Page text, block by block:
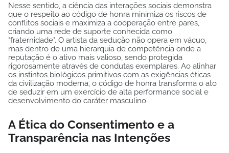
Nesse sentido, a ciência das interações sociais demonstra
que o respeito ao código de honra minimiza os riscos de
conflitos sociais e maximiza a cooperação entre pares,
criando uma rede de suporte conhecida como
"fraternidade". O artista da sedução não opera em vácuo,
mas dentro de uma hierarquia de competência onde a
reputação é o ativo mais valioso, sendo protegida
rigorosamente através de condutas exemplares. Ao alinhar
os instintos biológicos primitivos com as exigências éticas
da civilização moderna, o código de honra transforma o ato
de seduzir em um exercício de alta performance social e
desenvolvimento do caráter masculino.
A Ética do Consentimento e a
Transparência nas Intenções